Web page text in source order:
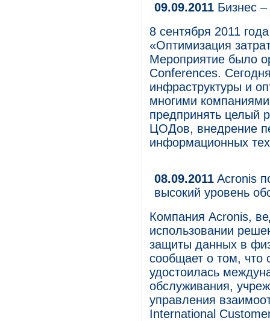
09.09.2011 Бизнес
8 сентября 2011
«Оптимизация
Мероприятие было
Conferences.
инфраструктуры и
многими
предпринять целый
ЦОДов, внедрение
информационных
08.09.2011 Acronis
высокий уровень
Компания Acronis,
использовании
защиты данных в
сообщает о том, что
удостоилась
обслуживания,
управления
International